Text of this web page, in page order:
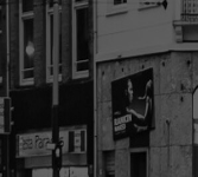
Lees meer